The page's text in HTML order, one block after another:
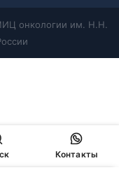
онкологии им. Н.Н.
Контакты